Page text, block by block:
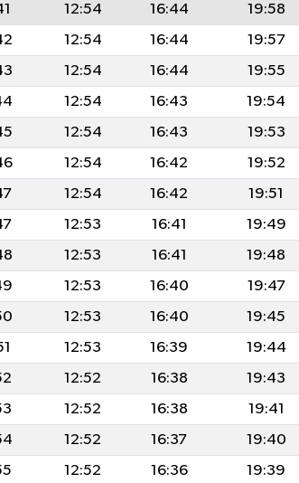
12:54 16:44 19:58
12:54 16:44 19:57
12:54 16:44 19:55
12:54 16:43 19:54
12:54 16:43 19:53
12:54 16:42 19:52
12:54 16:42 19:51
12:53 16:41 19:49
12:53 16:41 19:48
12:53 16:40 19:47
12:53 16:40 19:45
12:53 16:39 19:44
12:52 16:38 19:43
12:52 16:38 19:41
12:52 16:37 19:40
12:52 16:36 19:39